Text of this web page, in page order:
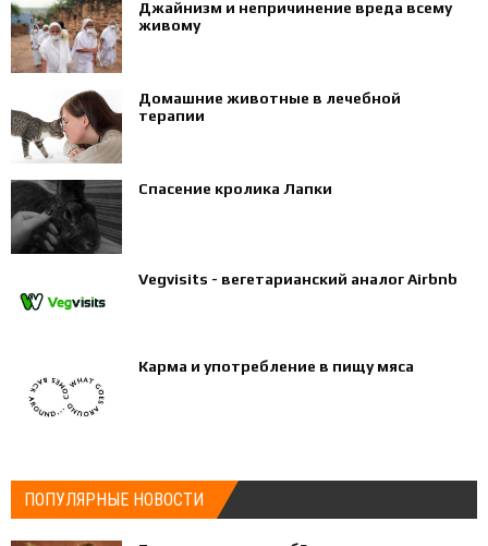
Джайнизм и непричинение вреда всему
живому
Домашние животные в лечебной
терапии
Спасение кролика Лапки
Vegvisits - вегетарианский аналог Airbnb
Карма и употребление в пищу мяса
ПОПУЛЯРНЫЕ НОВОСТИ